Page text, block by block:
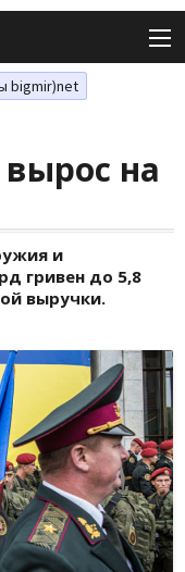
bigmir)net
на
и
гривен до 5,8
выручки.